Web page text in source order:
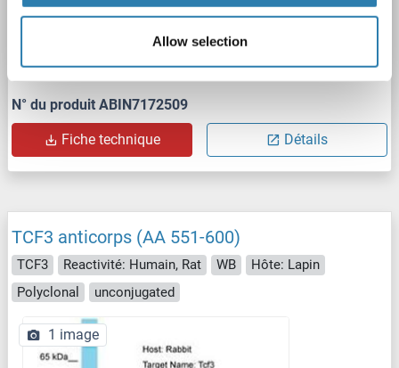
Allow selection
IHC
N° du produit ABIN7172509
Fiche technique Détails
TCF3 anticorps (AA 551-600)
TCF3 Reactivité: Humain, Rat WB
Hôte: Lapin
Polyclonal
unconjugated
1 image